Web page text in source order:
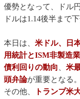
優勢となって、ドル
ドルは1.14後半まで
本日は、 米ドル、日
用統計とISM非製造
債利回りの動向 、 米
頭弁論が重要となる。
その他、
トランプ米